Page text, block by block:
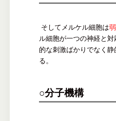
そしてメルケル細胞は
ル細胞が一つの神経と
的な刺激ばかりでなく
る。
○分子機構